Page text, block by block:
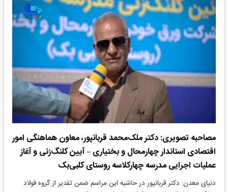
مصاحبه تصویری: دکتر ملک‌محمد قربانپور، معاون هماهنگی امور
اقتصادی استاندار چهارمحال و بختیاری – آیین کلنگ‌زنی و آغاز
عملیات اجرایی مدرسه چهارکلاسه روستای کلبی‌بک
دنیای معدن: دکتر قربانپور در حاشیه این مراسم ضمن تقدیر از گروه فولاد